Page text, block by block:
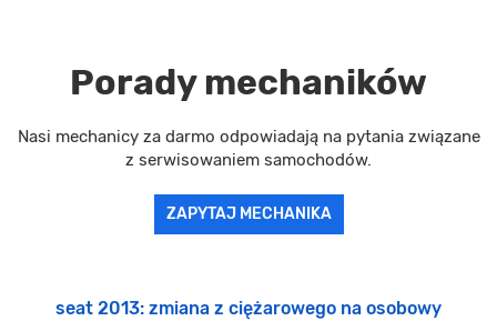
Porady mechaników
Nasi mechanicy za darmo odpowiadają na pytania związane
z serwisowaniem samochodów.
ZAPYTAJ MECHANIKA
seat 2013: zmiana z ciężarowego na osobowy